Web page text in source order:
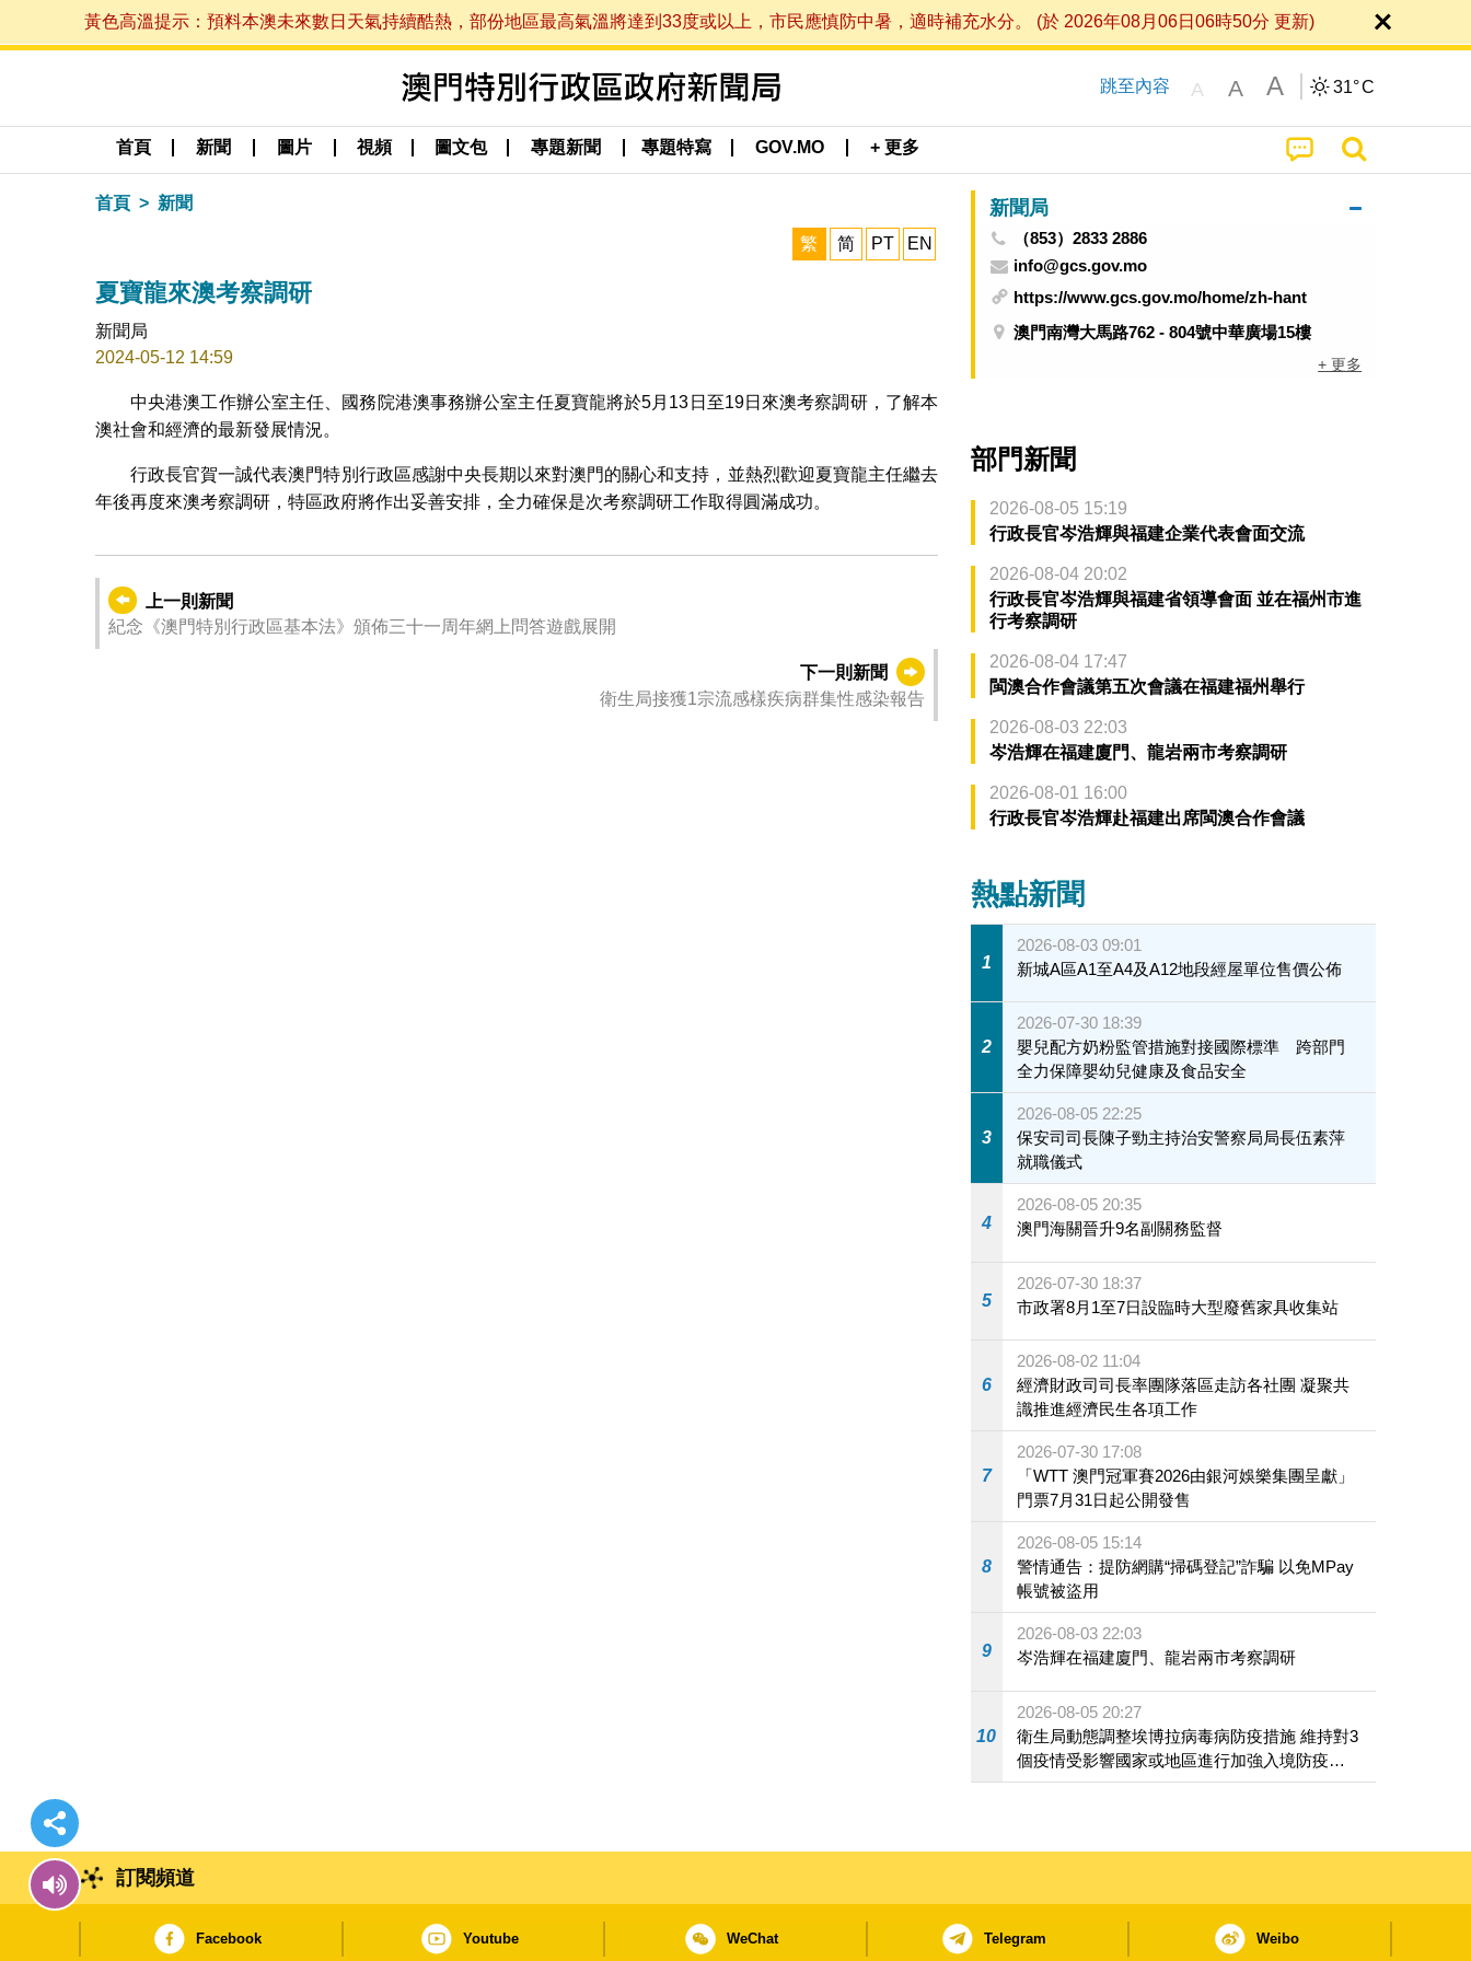
黃色高溫提示：預料本澳未來數日天氣持續酷熱，部份地區最高氣溫將達到33度或以上，市民應慎防中暑，適時補充水分。 (於 2026年08月06日06時50分 更新)
跳至內容 A A A 31°C
首頁 新聞 圖片 視頻 圖文包 專題新聞 專題特寫 GOV.MO + 更多
首頁 新聞
繁 简 PT EN
夏寶龍來澳考察調研
新聞局
2024-05-12 14:59
中央港澳工作辦公室主任、國務院港澳事務辦公室主任夏寶龍將於5月13日至19日來澳考察調研，了解本
澳社會和經濟的最新發展情況。
行政長官賀一誠代表澳門特別行政區感謝中央長期以來對澳門的關心和支持，並熱烈歡迎夏寶龍主任繼去
年後再度來澳考察調研，特區政府將作出妥善安排，全力確保是次考察調研工作取得圓滿成功。
上一則新聞
紀念《澳門特別行政區基本法》頒佈三十一周年網上問答遊戲展開
下一則新聞
衛生局接獲1宗流感樣疾病群集性感染報告
新聞局
（853）2833 2886
info@gcs.gov.mo
https://www.gcs.gov.mo/home/zh-hant
澳門南灣大馬路762 - 804號中華廣場15樓
+ 更多
部門新聞
2026-08-05 15:19
行政長官岑浩輝與福建企業代表會面交流
2026-08-04 20:02
行政長官岑浩輝與福建省領導會面 並在福州市進
行考察調研
2026-08-04 17:47
閩澳合作會議第五次會議在福建福州舉行
2026-08-03 22:03
岑浩輝在福建廈門、龍岩兩市考察調研
2026-08-01 16:00
行政長官岑浩輝赴福建出席閩澳合作會議
熱點新聞
1
2026-08-03 09:01
新城A區A1至A4及A12地段經屋單位售價公佈
2
2026-07-30 18:39
嬰兒配方奶粉監管措施對接國際標準 跨部門
全力保障嬰幼兒健康及食品安全
3
2026-08-05 22:25
保安司司長陳子勁主持治安警察局局長伍素萍
就職儀式
4
2026-08-05 20:35
澳門海關晉升9名副關務監督
5
2026-07-30 18:37
市政署8月1至7日設臨時大型廢舊家具收集站
6
2026-08-02 11:04
經濟財政司司長率團隊落區走訪各社團 凝聚共
識推進經濟民生各項工作
7
2026-07-30 17:08
「WTT 澳門冠軍賽2026由銀河娛樂集團呈獻」
門票7月31日起公開發售
8
2026-08-05 15:14
警情通告：提防網購“掃碼登記”詐騙 以免MPay
帳號被盜用
9
2026-08-03 22:03
岑浩輝在福建廈門、龍岩兩市考察調研
10
2026-08-05 20:27
衛生局動態調整埃博拉病毒病防疫措施 維持對3
個疫情受影響國家或地區進行加強入境防疫措
施
訂閱頻道
Facebook Youtube WeChat Telegram Weibo